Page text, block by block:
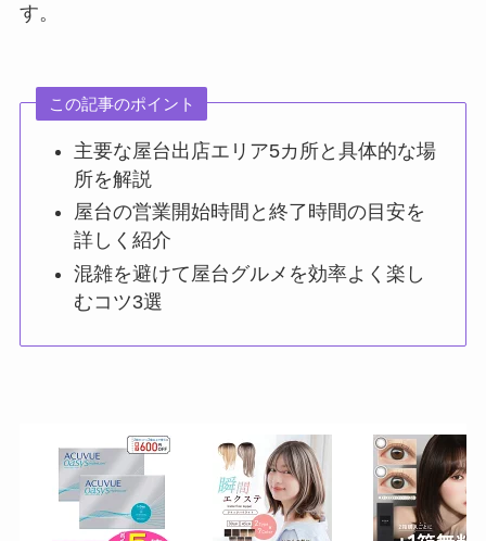
す。
この記事のポイント
主要な屋台出店エリア5カ所と具体的な場
所を解説
屋台の営業開始時間と終了時間の目安を
詳しく紹介
混雑を避けて屋台グルメを効率よく楽し
むコツ3選